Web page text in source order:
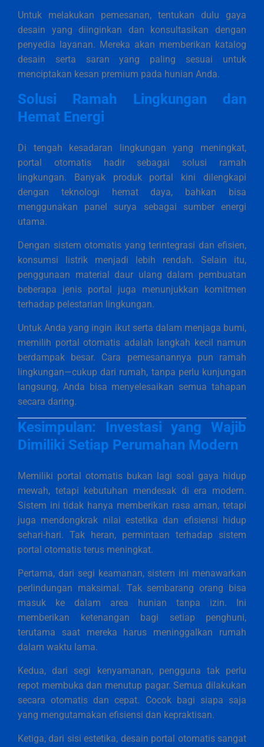
Untuk melakukan pemesanan, tentukan dulu gaya
desain yang diinginkan dan konsultasikan dengan
penyedia layanan. Mereka akan memberikan katalog
desain serta saran yang paling sesuai untuk
menciptakan kesan premium pada hunian Anda.
Solusi Ramah Lingkungan dan
Hemat Energi
Di tengah kesadaran lingkungan yang meningkat,
portal otomatis hadir sebagai solusi ramah
lingkungan. Banyak produk portal kini dilengkapi
dengan teknologi hemat daya, bahkan bisa
menggunakan panel surya sebagai sumber energi
utama.
Dengan sistem otomatis yang terintegrasi dan efisien,
konsumsi listrik menjadi lebih rendah. Selain itu,
penggunaan material daur ulang dalam pembuatan
beberapa jenis portal juga menunjukkan komitmen
terhadap pelestarian lingkungan.
Untuk Anda yang ingin ikut serta dalam menjaga bumi,
memilih portal otomatis adalah langkah kecil namun
berdampak besar. Cara pemesanannya pun ramah
lingkungan—cukup dari rumah, tanpa perlu kunjungan
langsung, Anda bisa menyelesaikan semua tahapan
secara daring.
Kesimpulan: Investasi yang Wajib
Dimiliki Setiap Perumahan Modern
Memiliki portal otomatis bukan lagi soal gaya hidup
mewah, tetapi kebutuhan mendesak di era modern.
Sistem ini tidak hanya memberikan rasa aman, tetapi
juga mendongkrak nilai estetika dan efisiensi hidup
sehari-hari. Tak heran, permintaan terhadap sistem
portal otomatis terus meningkat.
Pertama, dari segi keamanan, sistem ini menawarkan
perlindungan maksimal. Tak sembarang orang bisa
masuk ke dalam area hunian tanpa izin. Ini
memberikan ketenangan bagi setiap penghuni,
terutama saat mereka harus meninggalkan rumah
dalam waktu lama.
Kedua, dari segi kenyamanan, pengguna tak perlu
repot membuka dan menutup pagar. Semua dilakukan
secara otomatis dan cepat. Cocok bagi siapa saja
yang mengutamakan efisiensi dan kepraktisan.
Ketiga, dari sisi estetika, desain portal otomatis sangat